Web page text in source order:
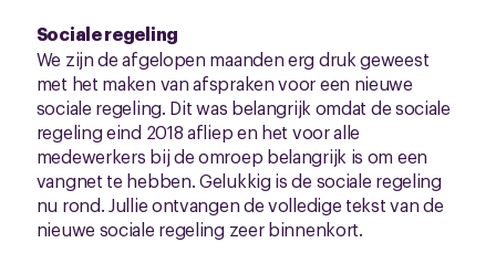
Sociale regeling
We zijn de afgelopen maanden erg druk geweest
met het maken van afspraken voor een nieuwe
sociale regeling. Dit was belangrijk omdat de sociale
regeling eind 2018 afliep en het voor alle
medewerkers bij de omroep belangrijk is om een
vangnet te hebben. Gelukkig is de sociale regeling
nu rond. Jullie ontvangen de volledige tekst van de
nieuwe sociale regeling zeer binnenkort.